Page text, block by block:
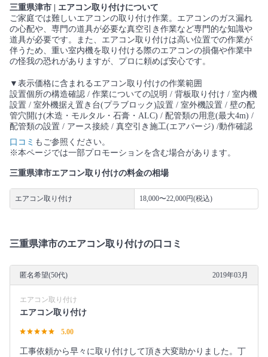
三重県津市 | エアコン取り付けについて
ご家庭では難しいエアコンの取り付け作業。エアコンのガス漏れ
の心配や、専門の道具が必要な真空引き作業など専門的な知識や
道具が必要です。また、エアコン取り付けは高い位置での作業が
伴うため、重い室内機を取り付ける際のエアコンの損傷や作業中
の怪我の恐れがありますが、プロに頼めば安心です。
▼表示価格に含まれるエアコン取り付けの作業範囲
設置個所の構造確認 / 作業についての説明 / 背板取り付け / 室内機
設置 / 室外機据え置き台(プラブロック)設置 / 室外機設置 / 壁の配
管穴開け(木造・モルタル・石膏・ALC) / 配管類の用意(最大4m) /
配管類の設置 / アース接続 / 真空引き施工(エアパージ) /動作確認
口コミ もご参照ください。
※本ページでは一部プロモーションを含む場合があります。
三重県津市エアコン取り付けの料金の相場
エアコン取り付け 18,000〜22,000円(税込)
三重県津市のエアコン取り付けの口コミ
匿名希望(50代) 2019年03月
エアコン取り付け
エアコン取り付け
5.00
工事依頼から早々に取り付けして頂き大変助かりました。丁